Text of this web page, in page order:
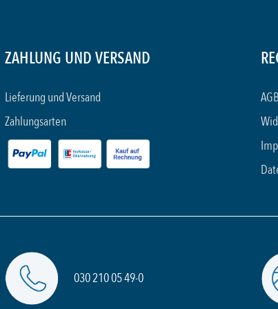
ZAHLUNG UND VERSAND
Lieferung und Versand
Zahlungsarten
030 210 05 49-0